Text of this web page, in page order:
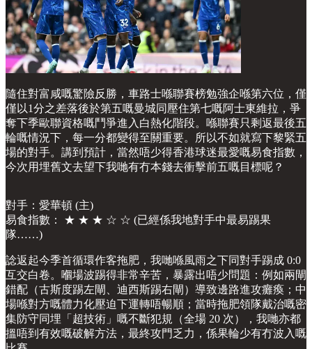
隨住對富咸嘅驚險反勝，車路士喺聯賽榜勉強企喺第六位，僅
僅以1分之差落後於第五嘅曼城同壓住第七嘅阿士東維拉，爭
奪下季歐聯資格嘅鬥爭進入白熱化階段。喺聯賽只剩返最後五
輪嘅情況下，每一分都變得至關重要。所以不如就寫下黎緊五
場的對手。講到預計，當然唔少得香港球迷最愛嘅易食指數，
今次用埋舊文去望下我哋有冇本錢去衝擊前五嘅目標呢？
對手：愛華頓 (主)
易食指數： ★ ★ ★ ☆ ☆ (已經係我地對手中最易踢果
隊……)
諗返起今季首循環作客拖肥，我哋喺風雨之下同對手踢成 0:0
互交白卷。嗰場波踢得非常辛苦，暴露出唔少問題：例如兩閘
錯配（古斯度踢左閘、迪西斯踢右閘）導致邊路進攻癱瘓；中
場喺對方嘅體力化壓迫下運轉唔暢順；當時拖肥領隊戴治嘅密
集防守同埋「超技術」嘅不斷犯規（全場 20 次），我哋亦都
搵唔到有效嘅破解方法，最終攻門乏力，係果輪少有冇波入嘅